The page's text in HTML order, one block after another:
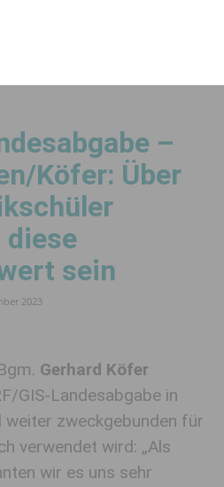
–
Köfer: Über
diese
sein
2023
Gerhard Köfer
GIS-Landesabgabe in
weiter zweckgebunden für
verwendet wird: „Als
wir es uns sehr